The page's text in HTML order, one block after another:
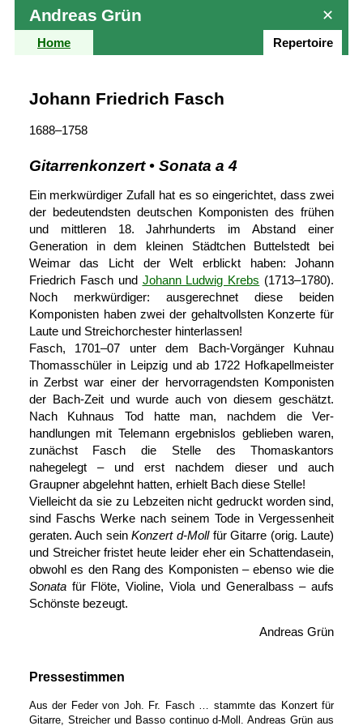
Andreas Grün ✕
Home Repertoire
Johann Friedrich Fasch
1688–1758
Gitarrenkonzert • Sonata a 4
Ein merkwürdiger Zufall hat es so eingerichtet, dass zwei
der bedeutendsten deutschen Komponisten des frühen
und mittleren 18. Jahrhunderts im Abstand einer
Generation in dem kleinen Städtchen Buttelstedt bei
Weimar das Licht der Welt erblickt haben: Johann
Friedrich Fasch und Johann Ludwig Krebs (1713–1780).
Noch merk­würdiger: aus­gerechnet diese beiden
Komponisten haben zwei der gehalt­vollsten Konzerte für
Laute und Streich­orchester hinterlassen!
Fasch, 1701–07 unter dem Bach-Vorgänger Kuhnau
Thomas­schüler in Leipzig und ab 1722 Hof­kapell­meister
in Zerbst war einer der hervor­ragendsten Komponisten
der Bach-Zeit und wurde auch von diesem geschätzt.
Nach Kuhnaus Tod hatte man, nachdem die Ver­
handlungen mit Telemann ergebnis­los geblieben waren,
zu­nächst Fasch die Stelle des Thomas­kantors
nahegelegt – und erst nachdem dieser und auch
Graupner abgelehnt hatten, erhielt Bach diese Stelle!
Vielleicht da sie zu Lebzeiten nicht gedruckt worden sind,
sind Faschs Werke nach seinem Tode in Vergessenheit
geraten. Auch seinKonzert d-Mollfür Gitarre (orig. Laute)
und Streicher fristet heute leider eher ein Schatten­dasein,
obwohl es den Rang des Komponisten – ebenso wie die
Sonatafür Flöte, Violine, Viola und General­bass – aufs
Schönste bezeugt.
Andreas Grün
Pressestimmen
Aus der Feder von Joh. Fr. Fasch … stammte das Konzert für
Gitarre, Streicher und Basso continuod-Moll. Andreas Grün aus